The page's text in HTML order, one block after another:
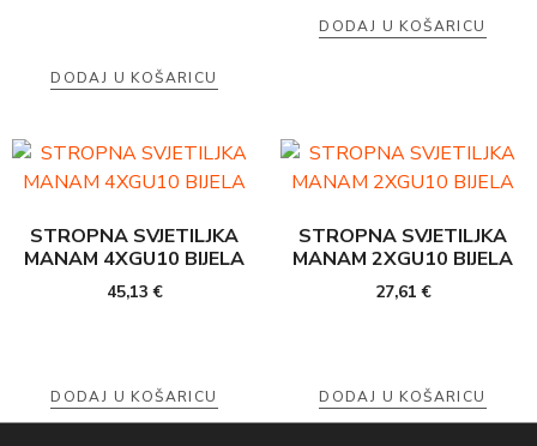
DODAJ U KOŠARICU
DODAJ U KOŠARICU
STROPNA SVJETILJKA
MANAM 4XGU10 BIJELA
45,13€
DODAJ U KOŠARICU
STROPNA SVJETILJKA
MANAM 2XGU10 BIJELA
27,61€
DODAJ U KOŠARICU